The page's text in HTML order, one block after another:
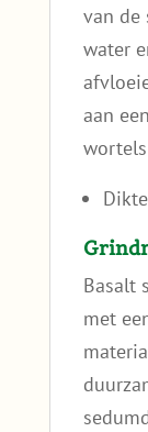
van de
water
aan
Basalt
met